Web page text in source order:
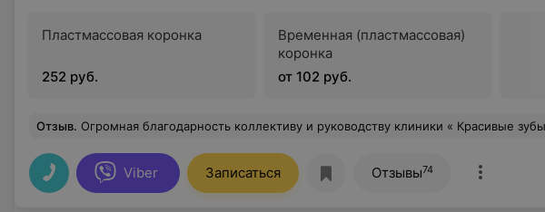
Пластмассовая коронка
252 руб.
Временная (пластмассовая)
коронка
от 102 руб.
Отзыв. Огромная благодарность коллективу и руководству клиники « Красивые зубы»! Коллективу за высокий профессионализм и доброжелательность,руководству- за организацию работы и таких профессионалов! Всё чётко,слаженно,грамотно,отзывчиво! Дай Бог вам успехов и процветания! Большое спасибо! Лиза, 43 года.
Viber Записаться Отзывы74